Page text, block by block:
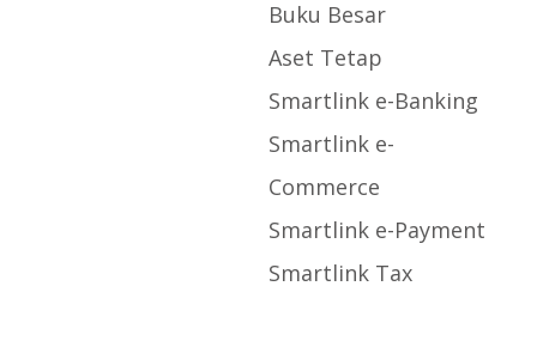
Buku Besar
Aset Tetap
Smartlink e-Banking
Smartlink e-
Commerce
Smartlink e-Payment
Smartlink Tax